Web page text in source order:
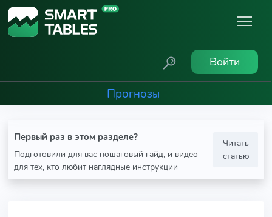
Войти
Прогнозы
Первый раз в этом разделе?
Подготовили для вас пошаговый гайд, и видео
для тех, кто любит наглядные инструкции
Читать
статью